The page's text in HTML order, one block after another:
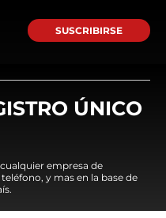
SUSCRIBIRSE
ÚNICO
empresa de
y mas en la base de